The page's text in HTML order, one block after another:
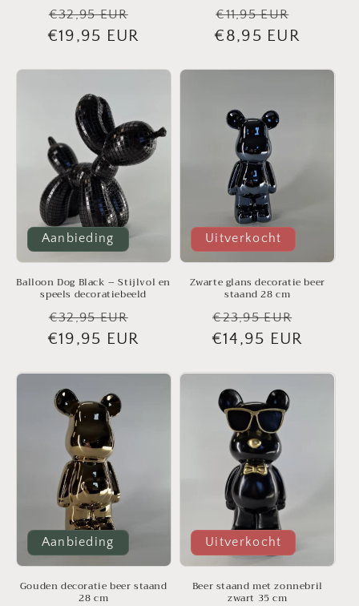
Normale
prijs
€32,95 EUR
Aanbiedingsprijs
€19,95 EUR
Normale
prijs
€11,95 EUR
€8,95 EUR
Aanbieding
Balloon Dog Black – Stijlvol en
speels decoratiebeeld
Normale
prijs
€32,95 EUR
Aanbiedingsprijs
€19,95 EUR
Uitverkocht
Zwarte glans decoratie beer
staand 28 cm
Normale
prijs
€23,95 EUR
€14,95 EUR
Aanbieding
Gouden decoratie beer staand
28 cm
Uitverkocht
Beer staand met zonnebril
zwart 35 cm